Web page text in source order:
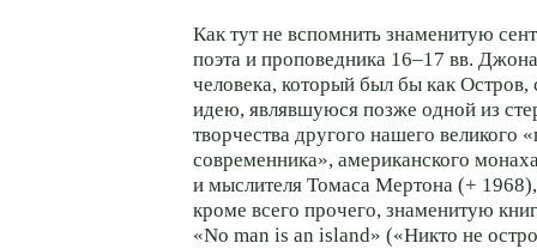
Как тут не вспомнить знаменитую
поэта и проповедника 16–17 вв.
человека, который был бы как
идею, являвшуюся позже одной из
творчества другого нашего великого
современника», американского
и мыслителя Томаса Мертона (+
кроме всего прочего, знаменитую
«No man is an island» («Никто не